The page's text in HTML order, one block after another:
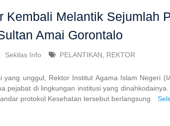
Kembali Melantik Sejumlah
Amai Gorontalo
Sekilas Info PELANTIKAN REKTOR
unggul, Rektor Institut Agama Islam Negeri
pejabat di lingkungan institusi yang
protokol Kesehatan tersebut berlangsung